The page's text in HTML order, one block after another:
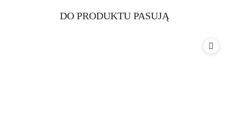
Pomiń karuzelę produktów
Produkty
DO PRODUKTU PASUJĄ